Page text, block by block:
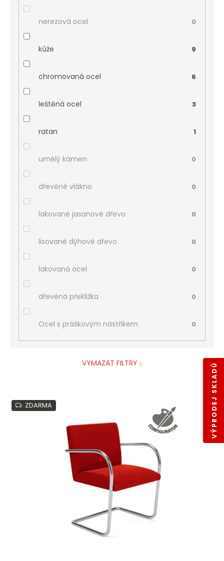
nerezová ocel 0
kůže 9
chromovaná ocel 6
leštěná ocel 3
ratan 1
umělý kámen 0
dřevěné vlákno 0
lakované jasanové dřevo 0
lisované dýhové dřevo 0
lakovaná ocel 0
dřevěná překližka 0
Ocel s práškovým nástřikem 0
VYMAZAT FILTRY
V
ý ZDARMA VÝPRODEJ SKLADŮ